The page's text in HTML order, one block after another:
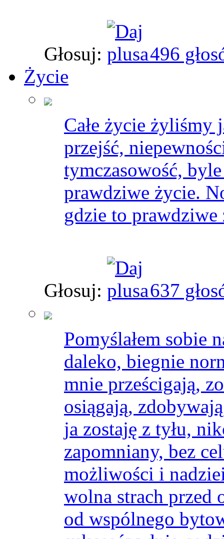
Głosuj:
496
Życie
Całe życie żyliśmy
przejść,
tymczasowość,
prawdziwe życie.
gdzie to prawdziwe
Głosuj: 637
Pomyślałem sobie
daleko, biegnie
mnie prześcigają,
osiągają,
ja zostaję z tyłu,
zapomniany, bez
możliwości i
wolna strach przed
od wspólnego